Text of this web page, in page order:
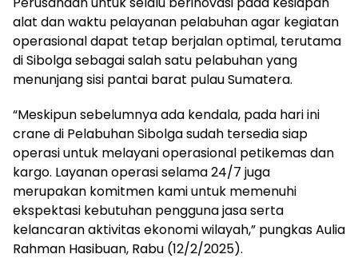
alat dan waktu pelayanan pelabuhan agar kegiatan
operasional dapat tetap berjalan optimal, terutama
di Sibolga sebagai salah satu pelabuhan yang
menunjang sisi pantai barat pulau Sumatera.
“Meskipun sebelumnya ada kendala, pada hari ini
crane di Pelabuhan Sibolga sudah tersedia siap
operasi untuk melayani operasional petikemas dan
kargo. Layanan operasi selama 24/7 juga
merupakan komitmen kami untuk memenuhi
ekspektasi kebutuhan pengguna jasa serta
kelancaran aktivitas ekonomi wilayah,” pungkas Aulia
Rahman Hasibuan, Rabu (12/2/2025).